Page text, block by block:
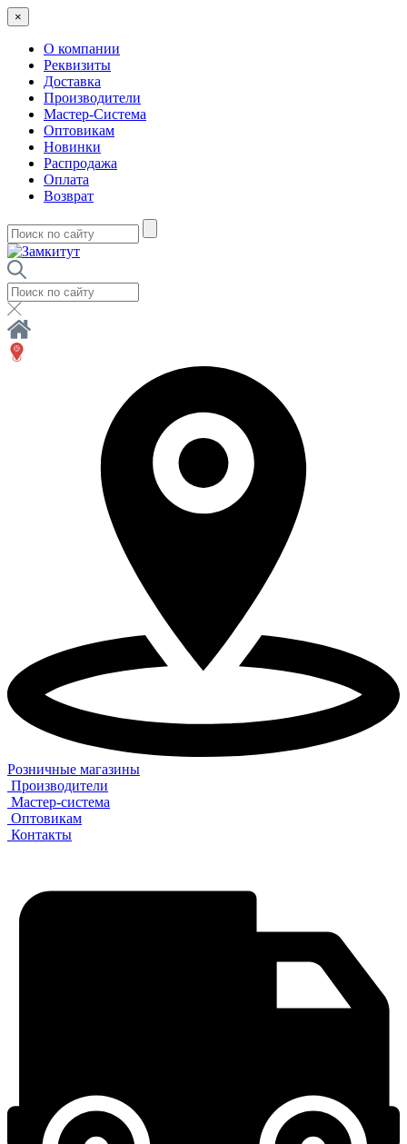
×
О компании
Реквизиты
Доставка
Производители
Мастер-Система
Оптовикам
Новинки
Распродажа
Оплата
Возврат
Розничные магазины
Производители
Мастер-система
Оптовикам
Контакты